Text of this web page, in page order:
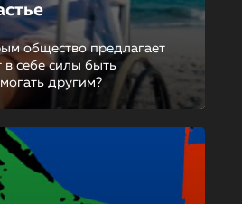
общество предлагает
в себе силы быть
другим?